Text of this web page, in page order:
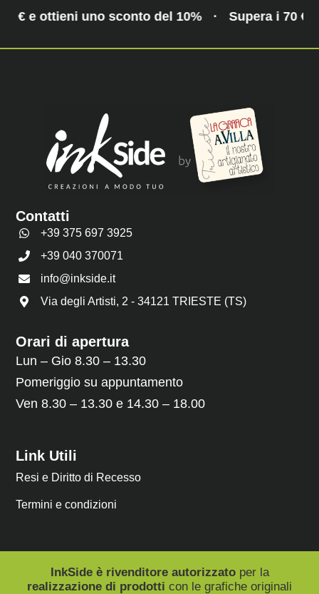
€ e ottieni uno sconto del 10% · Supera i 70 €
Contatti
+39 375 697 3925
+39 040 370071
info@inkside.it
Via degli Artisti, 2 - 34121 TRIESTE (TS)
Orari di apertura
Lun – Gio 8.30 – 13.30
Pomeriggio su appuntamento
Ven 8.30 – 13.30 e 14.30 – 18.00
Link Utili
Resi e Diritto di Recesso
Termini e condizioni
InkSide è rivenditore autorizzatoper la
realizzazione di prodotti con le grafiche originali